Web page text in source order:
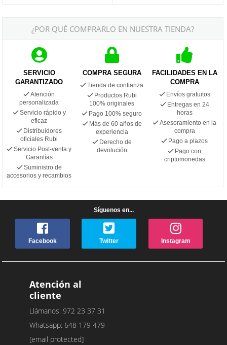
¿POR QUÉ COMPRARLO EN NUESTRA TIENDA?
SERVICIO
GARANTIZADO
Atención
personalizada
Servicio rápido y
eficaz
Distribuidores
oficiales Rubi
Servicio Post-venta y
Garantías
Suministro de
accesorios y recambios
COMPRA SEGURA
Tienda de confianza
Productos Rubi
100% originales
Pago 100% seguro
Más de 60 años de
experiencia
Derecho de
devolución
FACILIDADES EN LA
COMPRA
Envíos gratuitos
Entregas en 24
horas
Asesoramiento en la
compra
Pago a plazos
Pago con
criptomonedas
Síguenos en...
Facebook Twitter Instagram
Atención al
cliente
Llámanos: 972 23 37 31
Whatsapp: 648 179 479
[email protected]